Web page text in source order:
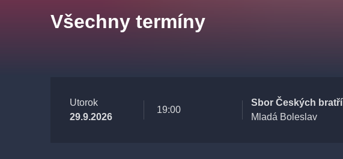
Všechny termíny
Utorok
29.9.2026
19:00
Sbor Českých bratří
Mladá Boleslav